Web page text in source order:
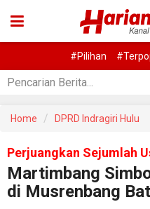
#Pilihan
Home DPRD Indragiri Hulu
Perjuangkan Sejumlah
Martimbang
di Musrenbang